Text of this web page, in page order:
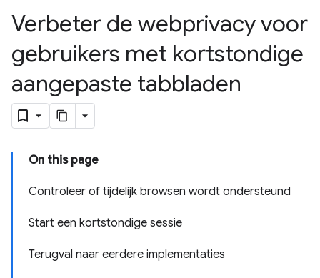
Verbeter de webprivacy voor
gebruikers met kortstondige
aangepaste tabbladen
On this page
Controleer of tijdelijk browsen wordt ondersteund
Start een kortstondige sessie
Terugval naar eerdere implementaties